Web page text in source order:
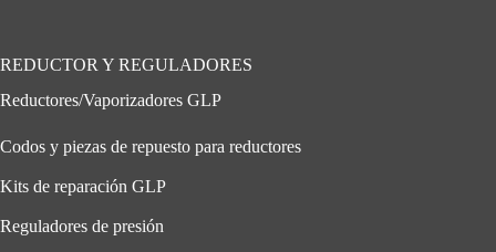
REDUCTOR Y REGULADORES
Reductores/Vaporizadores GLP
Codos y piezas de repuesto para reductores
Kits de reparación GLP
Reguladores de presión